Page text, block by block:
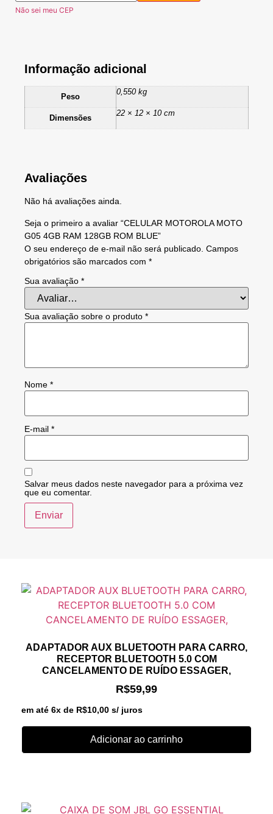
Não sei meu CEP
Informação adicional
Peso
0,550 kg
Dimensões
22 × 12 × 10 cm
Avaliações
Não há avaliações ainda.
Seja o primeiro a avaliar “CELULAR MOTOROLA MOTO
G05 4GB RAM 128GB ROM BLUE”
O seu endereço de e-mail não será publicado. Campos
obrigatórios são marcados com *
Sua avaliação *
Sua avaliação sobre o produto *
Nome *
E-mail *
Salvar meus dados neste navegador para a próxima vez
que eu comentar.
ADAPTADOR AUX BLUETOOTH PARA CARRO,
RECEPTOR BLUETOOTH 5.0 COM
CANCELAMENTO DE RUÍDO ESSAGER,
R$59,99
em até 6x de R$10,00 s/ juros
Adicionar ao carrinho